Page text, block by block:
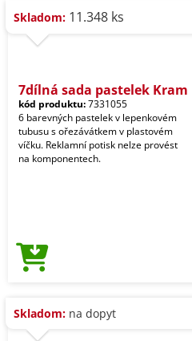
Skladom: 11.348 ks
7dílná sada pastelek Kram
kód produktu:7331055
6 barevných pastelek v lepenkovém
tubusu s ořezávátkem v plastovém
víčku. Reklamní potisk nelze provést
na komponentech.
Skladom: na dopyt